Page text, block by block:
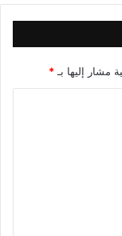
مشار إليها بـ*